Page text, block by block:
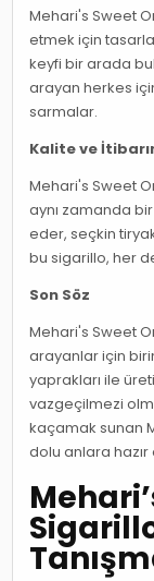
Mehari's Sweet
etmek için
keyfi bir arada
arayan herkes
sarmalar.
Kalite ve
Mehari's Sweet
aynı zamanda
eder, seçkin
bu sigarillo, her
Son Söz
Mehari's Sweet
arayanlar için
yaprakları ile
vazgeçilmezi
kaçamak sunan
dolu anlara hazır